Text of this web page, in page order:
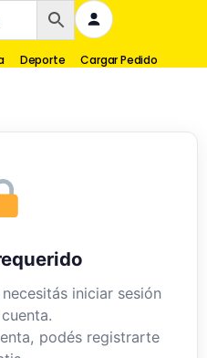
Deporte Cargar Pedido
iniciar sesión
podés registrarte